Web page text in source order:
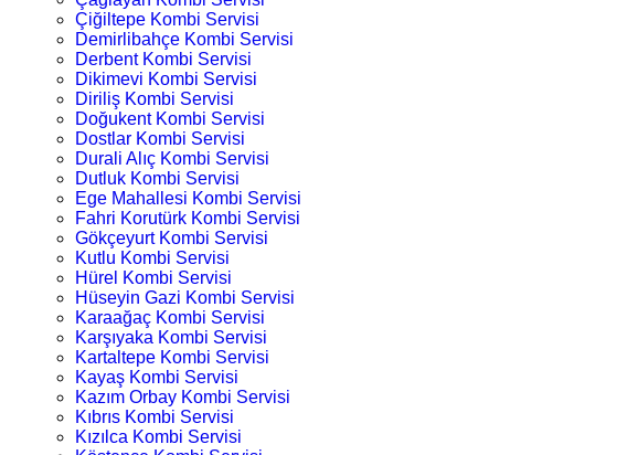
Çiğiltepe Kombi Servisi
Demirlibahçe Kombi Servisi
Derbent Kombi Servisi
Dikimevi Kombi Servisi
Diriliş Kombi Servisi
Doğukent Kombi Servisi
Dostlar Kombi Servisi
Durali Alıç Kombi Servisi
Dutluk Kombi Servisi
Ege Mahallesi Kombi Servisi
Fahri Korutürk Kombi Servisi
Gökçeyurt Kombi Servisi
Kutlu Kombi Servisi
Hürel Kombi Servisi
Hüseyin Gazi Kombi Servisi
Karaağaç Kombi Servisi
Karşıyaka Kombi Servisi
Kartaltepe Kombi Servisi
Kayaş Kombi Servisi
Kazım Orbay Kombi Servisi
Kıbrıs Kombi Servisi
Kızılca Kombi Servisi